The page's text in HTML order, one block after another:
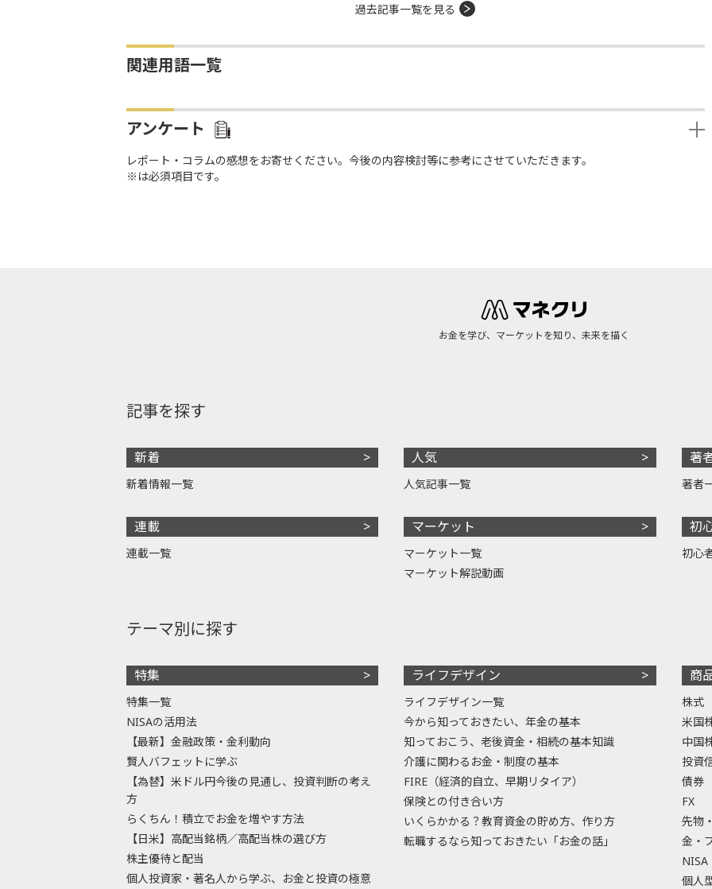
過去記事一覧を見る
関連用語一覧
アンケート
レポート・コラムの感想をお寄せください。今後の内容検討等に参考にさせていただきます。
※は必須項目です。
お金を学び、マーケットを知り、未来を描く
記事を探す
新着
新着情報一覧
連載
連載一覧
人気
人気記事一覧
マーケット
マーケット一覧
マーケット解説動画
著
著者
初
初心
テーマ別に探す
特集
特集一覧
NISAの活用法
【最新】金融政策・金利動向
賢人バフェットに学ぶ
【為替】米ドル円今後の見通し、投資判断の考え
方
らくちん！積立でお金を増やす方法
【日米】高配当銘柄／高配当株の選び方
株主優待と配当
個人投資家・著名人から学ぶ、お金と投資の極意
ライフデザイン
ライフデザイン一覧
今から知っておきたい、年金の基本
知っておこう、老後資金・相続の基本知識
介護に関わるお金・制度の基本
FIRE（経済的自立、早期リタイア）
保険との付き合い方
いくらかかる？教育資金の貯め方、作り方
転職するなら知っておきたい「お金の話」
商
株式
米国
中国
投資
債券
FX
先物
金・
NISA
個人